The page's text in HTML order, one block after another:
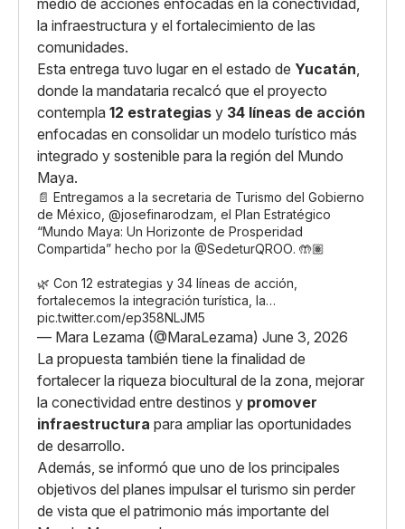
medio de acciones enfocadas en la conectividad,
la infraestructura y el fortalecimiento de las
comunidades.
Esta entrega tuvo lugar en el estado de Yucatán,
donde la mandataria recalcó que el proyecto
contempla 12 estrategias y 34 líneas de acción
enfocadas en consolidar un modelo turístico más
integrado y sostenible para la región del Mundo
Maya.
📄 Entregamos a la secretaria de Turismo del Gobierno
de México, @josefinarodzam , el Plan Estratégico
“Mundo Maya: Un Horizonte de Prosperidad
Compartida” hecho por la @SedeturQROO. 🤲🏽
🌿 Con 12 estrategias y 34 líneas de acción,
fortalecemos la integración turística, la…
pic.twitter.com/ep358NLJM5
— Mara Lezama (@MaraLezama) June 3, 2026
La propuesta también tiene la finalidad de
fortalecer la riqueza biocultural de la zona, mejorar
la conectividad entre destinos y promover
infraestructura para ampliar las oportunidades
de desarrollo.
Además, se informó que uno de los principales
objetivos del planes impulsar el turismo sin perder
de vista que el patrimonio más importante del